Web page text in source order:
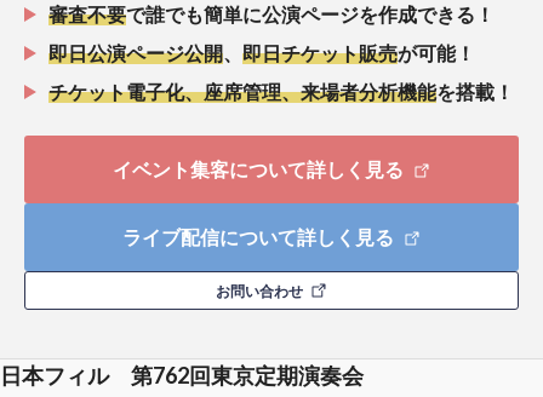
審査不要で誰でも簡単に公演ページを作成できる！
即日公演ページ公開、 即日チケット販売が可能！
チケット電子化、座席管理、来場者分析機能を搭載！
イベント集客について詳しく見る
ライブ配信について詳しく見る
お問い合わせ
日本フィル 第762回東京定期演奏会